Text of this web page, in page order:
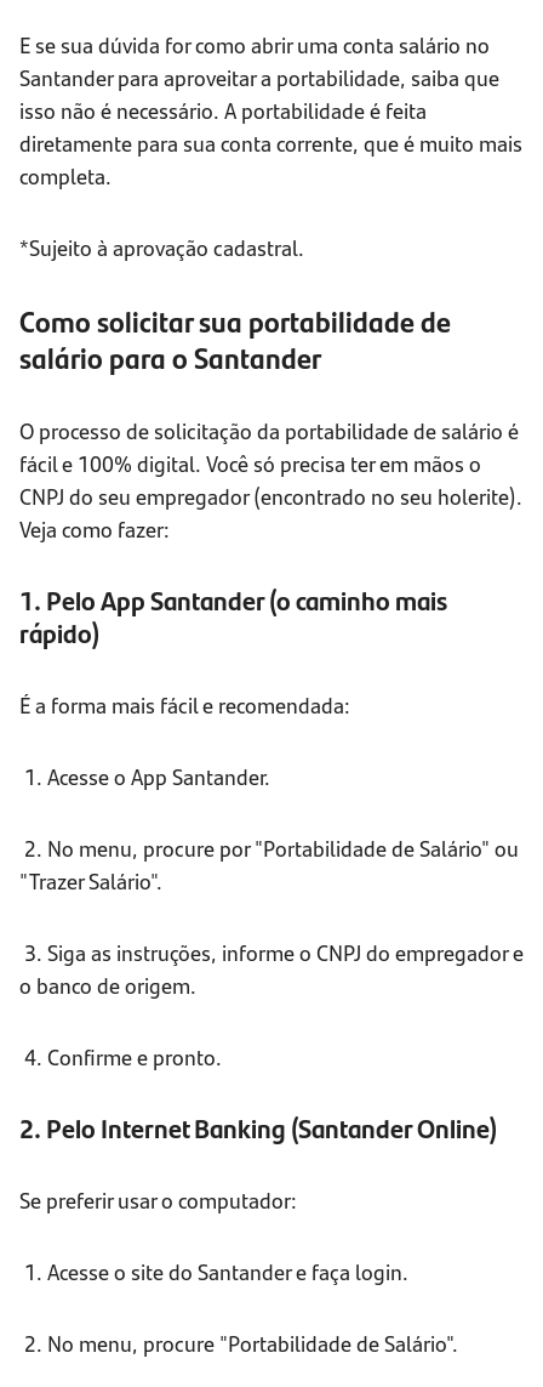
E se sua dúvida for como abrir uma conta salário no
Santander para aproveitar a portabilidade, saiba que
isso não é necessário. A portabilidade é feita
diretamente para sua conta corrente, que é muito mais
completa.
*Sujeito à aprovação cadastral.
Como solicitar sua portabilidade de
salário para o Santander
O processo de solicitação da portabilidade de salário é
fácil e 100% digital. Você só precisa ter em mãos o
CNPJ do seu empregador (encontrado no seu holerite).
Veja como fazer:
1. Pelo App Santander (o caminho mais
rápido)
É a forma mais fácil e recomendada:
1. Acesse o App Santander.
2. No menu, procure por "Portabilidade de Salário" ou
"Trazer Salário".
3. Siga as instruções, informe o CNPJ do empregador e
o banco de origem.
4. Confirme e pronto.
2. Pelo Internet Banking (Santander Online)
Se preferir usar o computador:
1. Acesse o site do Santander e faça login.
2. No menu, procure "Portabilidade de Salário".